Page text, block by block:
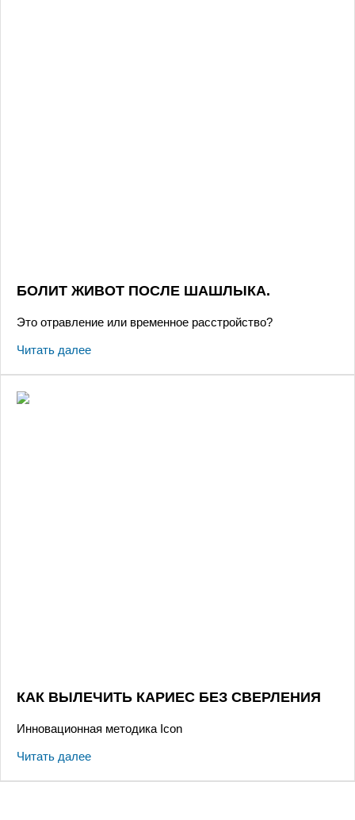
БОЛИТ ЖИВОТ ПОСЛЕ ШАШЛЫКА.
Это отравление или временное расстройство?
Читать далее
КАК ВЫЛЕЧИТЬ КАРИЕС БЕЗ СВЕРЛЕНИЯ
Инновационная методика Icon
Читать далее